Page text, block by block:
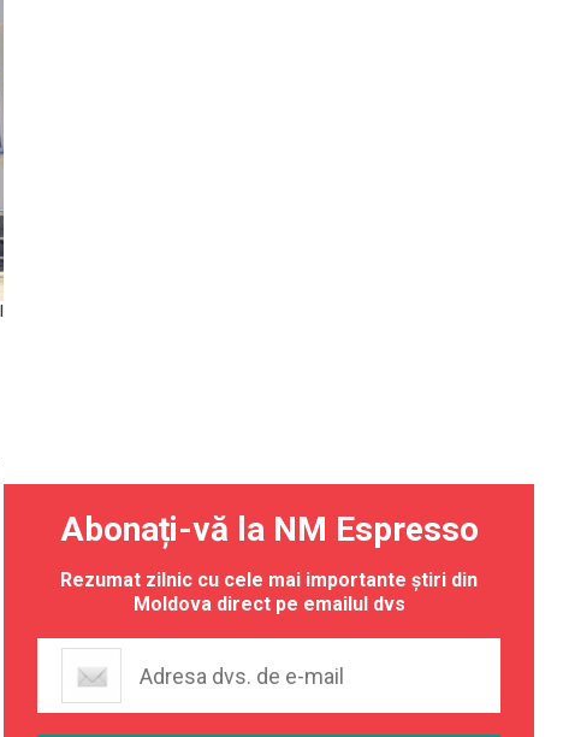
Abonați-vă la NM Espresso
Rezumat zilnic cu cele mai importante știri din
Moldova direct pe emailul dvs